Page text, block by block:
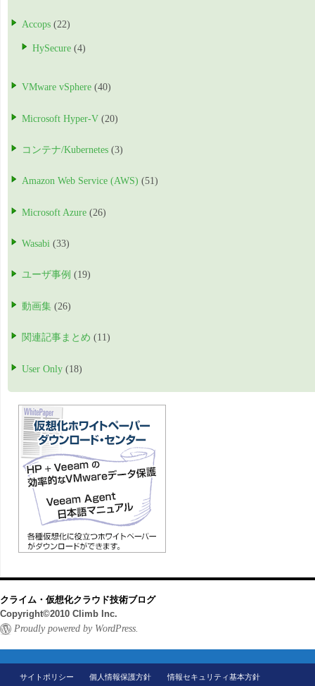
Accops (22)
HySecure (4)
VMware vSphere (40)
Microsoft Hyper-V (20)
コンテナ/Kubernetes (3)
Amazon Web Service (AWS) (51)
Microsoft Azure (26)
Wasabi (33)
ユーザ事例 (19)
動画集 (26)
関連記事まとめ (11)
User Only (18)
クライム・仮想化クラウド技術ブログ
Copyright©2010 Climb Inc.
Proudly powered by WordPress.
サイトポリシー 個人情報保護方針 情報セキュリティ基本方針